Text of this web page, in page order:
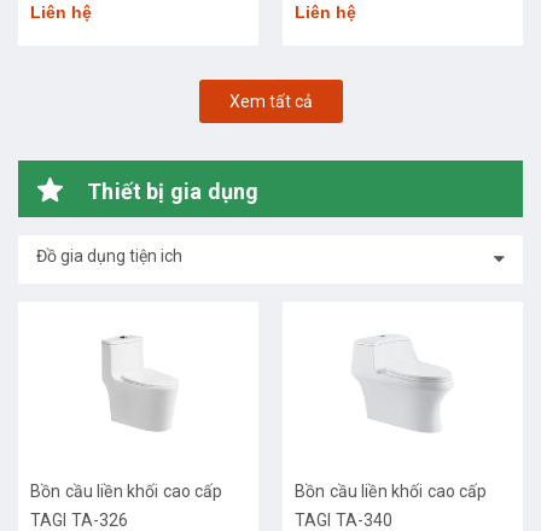
Liên hệ
Liên hệ
Xem tất cả
Thiết bị gia dụng
Đồ gia dụng tiện ich
Bồn cầu liền khối cao cấp
TAGI TA-326
Bồn cầu liền khối cao cấp
TAGI TA-340